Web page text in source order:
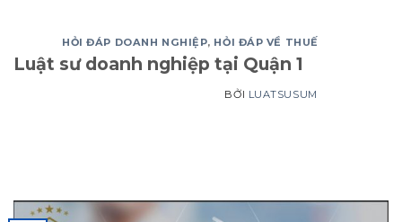
HỎI ĐÁP DOANH NGHIỆP, HỎI ĐÁP VỀ THUẾ
Luật sư doanh nghiệp tại Quận 1
BỞI LUATSUSUM